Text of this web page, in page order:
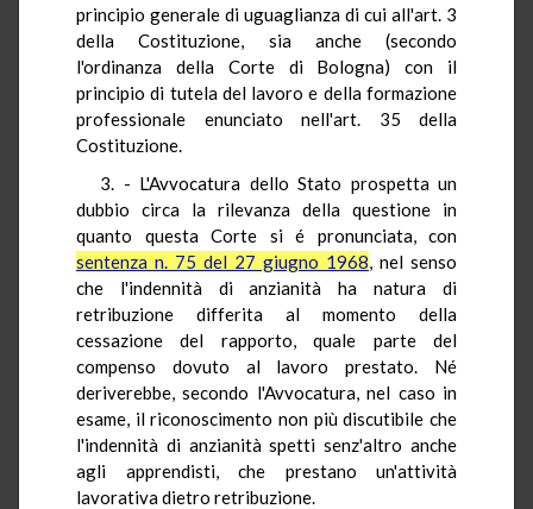
principio generale di uguaglianza di cui all'art. 3
della Costituzione, sia anche (secondo
l'ordinanza della Corte di Bologna) con il
principio di tutela del lavoro e della formazione
professionale enunciato nell'art. 35 della
Costituzione.
3. - L'Avvocatura dello Stato prospetta un
dubbio circa la rilevanza della questione in
quanto questa Corte si é pronunciata, con
sentenza n. 75 del 27 giugno 1968, nel senso
che l'indennità di anzianità ha natura di
retribuzione differita al momento della
cessazione del rapporto, quale parte del
compenso dovuto al lavoro prestato. Né
deriverebbe, secondo l'Avvocatura, nel caso in
esame, il riconoscimento non più discutibile che
l'indennità di anzianità spetti senz'altro anche
agli apprendisti, che prestano un'attività
lavorativa dietro retribuzione.